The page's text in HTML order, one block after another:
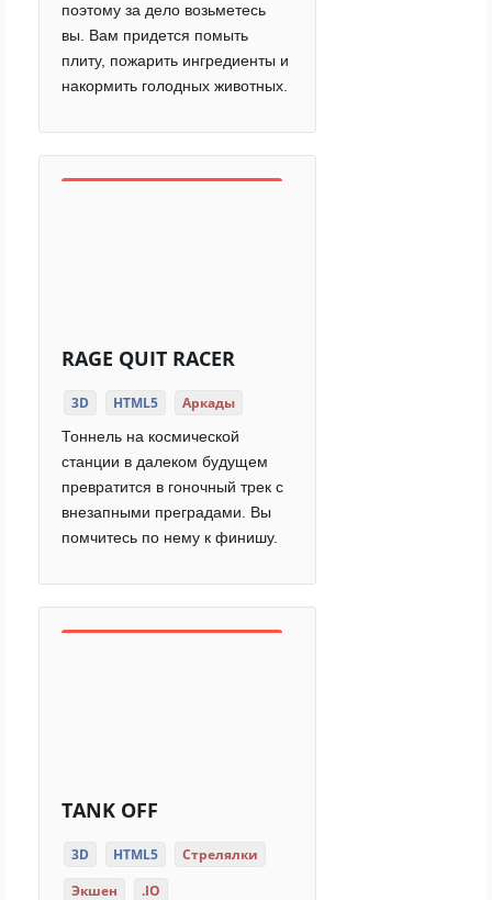
поэтому за дело возьметесь
вы. Вам придется помыть
плиту, пожарить ингредиенты и
накормить голодных животных.
RAGE QUIT RACER
3D HTML5 Аркады
Тоннель на космической
станции в далеком будущем
превратится в гоночный трек с
внезапными преградами. Вы
помчитесь по нему к финишу.
TANK OFF
3D HTML5
Стрелялки
Экшен
.IO